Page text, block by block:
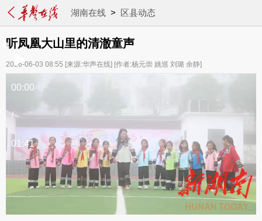
湖南在线> 区县动态
听凤凰大山里的清澈童声
2026-06-03 08:55 [来源:华声在线] [作者:杨元崇 姚巡 刘璐 余静]
00:00
/
01:41